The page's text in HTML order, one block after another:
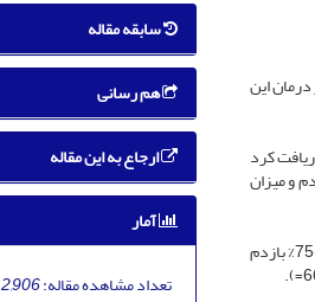
این
را دریافت کرد
حیاتی اجباری، حجم بازدم اجباری در ثانیه اول، جریان بازدم اجباری بین 25%-75% بازدم و میزان
نتایج نشان داد تفاوت معناداری در تغییر ظرفیت حیاتی اجباری (83/0P=)، حجم بازدم اجباری در ثانیه اول (21/0P=) و جریان بازدم اجباری بین 25%-75% بازدم
سابقه مقاله
هم رسانی
ارجاع به این مقاله
آمار
تعداد مشاهده مقاله:2,906